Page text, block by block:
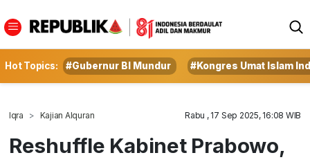
Hot Topics: #Gubernur BI Mundur #Kongres Umat Islam
Iqra Kajian Alquran Rabu , 17 Sep 2025, 16:08 WIB
Reshuffle Kabinet Prabowo,